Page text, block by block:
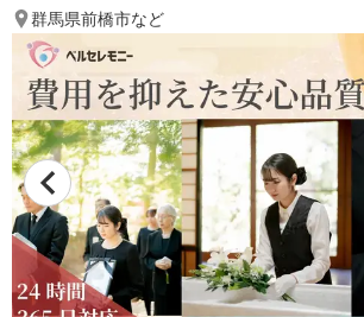
群馬県前橋市など